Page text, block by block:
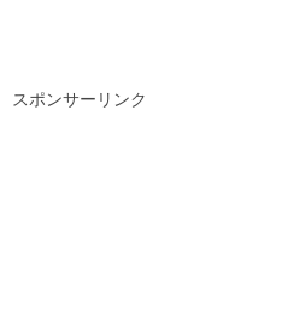
スポンサーリンク